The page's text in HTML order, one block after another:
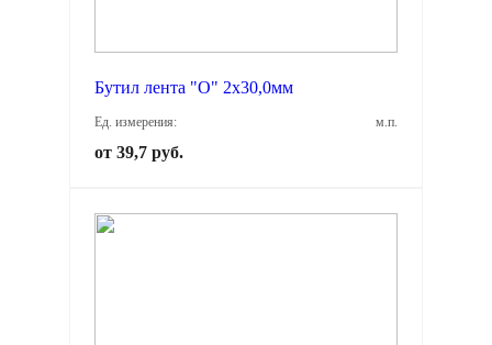
Бутил лента "О" 2х30,0мм
Ед. измерения: м.п.
от 39,7 руб.